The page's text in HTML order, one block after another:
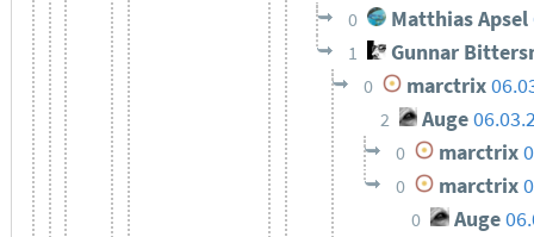
0 Matthias Apsel
1 Gunnar
0 marctrix
2 Auge
0 marctrix
0 marctrix
0 Auge